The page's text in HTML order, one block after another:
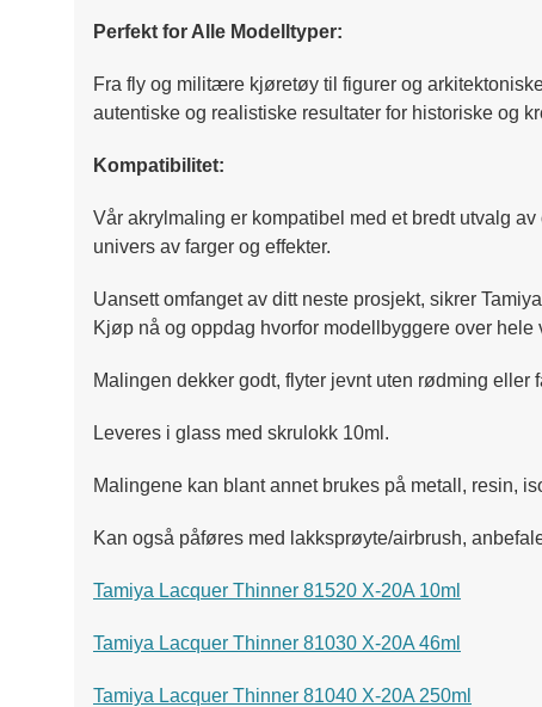
Perfekt for Alle Modelltyper:
Fra fly og militære kjøretøy til figurer og
autentiske og realistiske resultater for historiske og
Kompatibilitet:
Vår akrylmaling er kompatibel med et bredt utvalg
univers av farger og effekter.
Uansett omfanget av ditt neste prosjekt, sikrer
Kjøp nå og oppdag hvorfor modellbyggere over
Malingen dekker godt, flyter jevnt uten rødming
Leveres i glass med skrulokk 10ml.
Malingene kan blant annet brukes på metall, resin,
Kan også påføres med lakksprøyte/airbrush,
Tamiya Lacquer Thinner 81520 X-20A 10ml
Tamiya Lacquer Thinner 81030 X-20A 46ml
Tamiya Lacquer Thinner 81040 X-20A 250ml